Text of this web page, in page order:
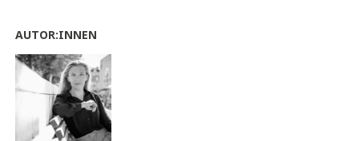
AUTOR:INNEN